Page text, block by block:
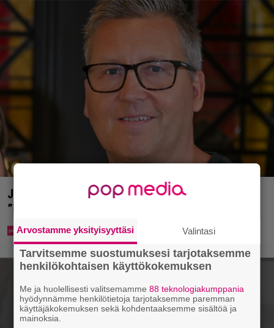
Jani Sievinen kokosi lapsikatraansa yhteen –
”Minun suurin perintöni heille”
Arvostamme yksityisyyttäsi Valintasi
Tarvitsemme suostumuksesi tarjotaksemme
henkilökohtaisen käyttökokemuksen
Me ja huolellisesti valitsemamme88 teknologiakumppania
hyödynnämme henkilötietoja tarjotaksemme paremman
käyttäjäkokemuksen sekä kohdentaaksemme sisältöä ja
mainoksia.